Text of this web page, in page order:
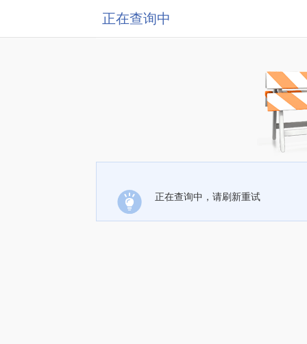
正在查询中
正在查询中，请刷新重试